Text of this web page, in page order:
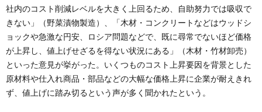
社内のコスト削減レベルを大きく上回るため、自助努力では吸収で
きない」（野菜漬物製造）、「木材・コンクリートなどはウッドシ
ョックや急激な円安、ロシア問題などで、既に尋常でないほど価格
が上昇し、値上げせざるを得ない状況にある」（木材・竹材卸売）
といった意見が挙がった。いくつものコスト上昇要因を背景とした
原材料や仕入れ商品・部品などの大幅な価格上昇に企業が耐えきれ
ず、値上げに踏み切るという声が多く聞かれたという。